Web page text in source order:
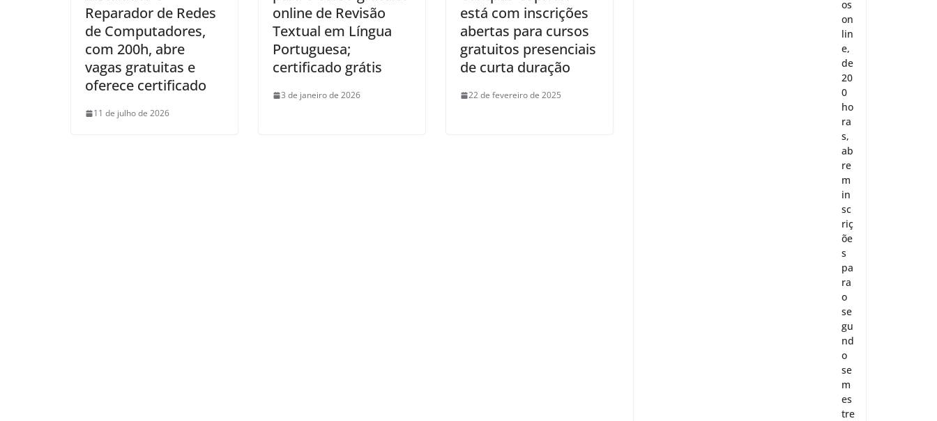
Reparador de Redes
de Computadores,
com 200h, abre
vagas gratuitas e
oferece certificado
11 de julho de 2026
online de Revisão
Textual em Língua
Portuguesa;
certificado grátis
3 de janeiro de 2026
está com inscrições
abertas para cursos
gratuitos presenciais
de curta duração
22 de fevereiro de 2025
os
on
lin
e,
de
20
0
ho
ra
s,
ab
re
m
in
sc
riç
õe
s
pa
ra
o
se
gu
nd
o
se
m
es
tre